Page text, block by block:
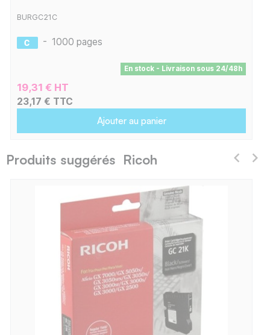
BURGC21C
- 1000 pages
En stock - Livraison sous 24/48h
19,31 € HT
23,17 € TTC
Ajouter au panier
Produits suggérés Ricoh